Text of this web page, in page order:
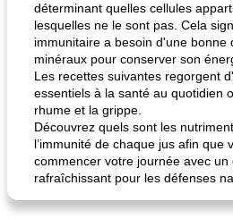
déterminant quelles cellules
lesquelles ne le sont pas. Cela
immunitaire a besoin d'une bonne
minéraux pour conserver son
Les recettes suivantes regorgent
essentiels à la santé au quotidien
rhume et la grippe.
Découvrez quels sont les
l’immunité de chaque jus afin que
commencer votre journée avec un
rafraîchissant pour les défenses